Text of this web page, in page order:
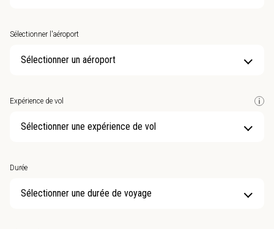
Sélectionner l'aéroport
Sélectionner un aéroport
Expérience de vol
Sélectionner une expérience de vol
Durée
Sélectionner une durée de voyage